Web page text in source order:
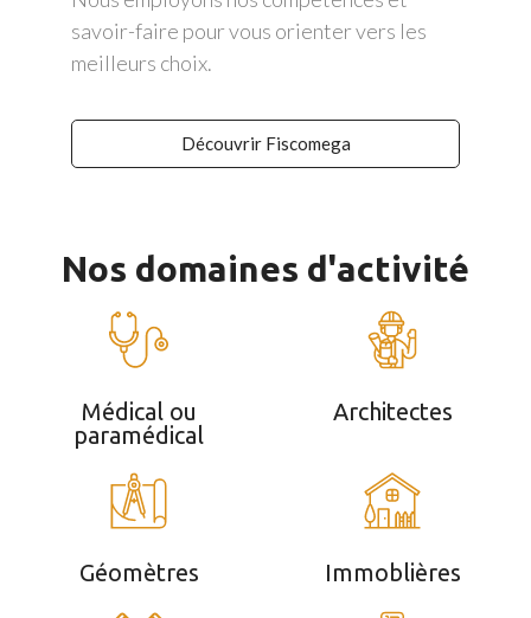
savoir-faire pour vous orienter vers les
meilleurs choix.
Découvrir Fiscomega
Nos domaines d'activité
Médical ou
paramédical
Architectes
Géomètres Immoblières